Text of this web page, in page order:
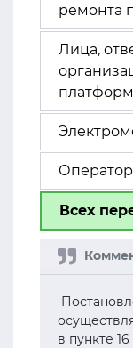
ремонта
Лица,
Всех
в пункте